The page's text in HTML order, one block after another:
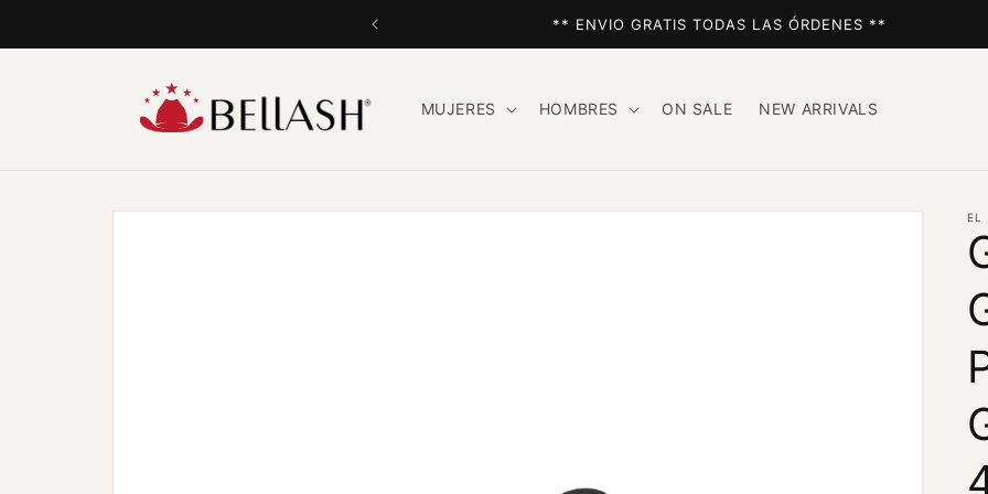
al contenido
** ENVIO GRATIS TODAS LAS ÓRDENES **
MUJERES HOMBRES ON SALE NEW ARRIVALS
directamente
EL